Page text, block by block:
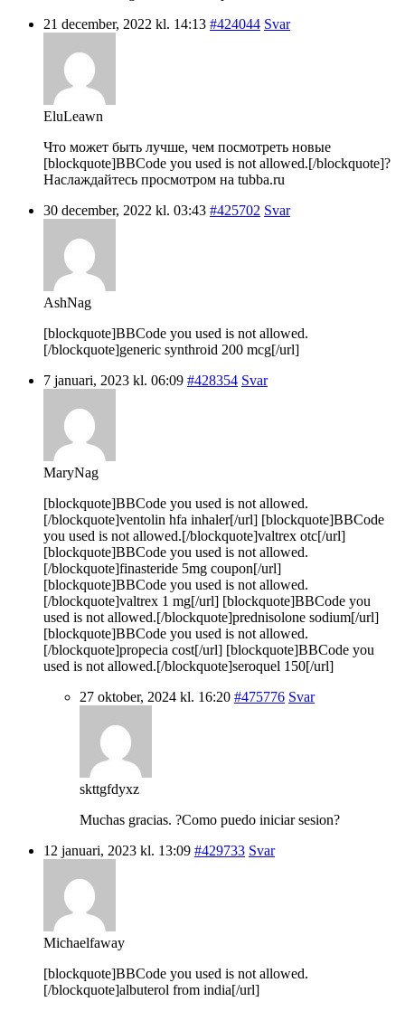
21 december, 2022 kl. 14:13 #424044 Svar
EluLeawn
Что может быть лучше, чем посмотреть новые
[blockquote]BBCode you used is not allowed.[/blockquote]?
Наслаждайтесь просмотром на tubba.ru
30 december, 2022 kl. 03:43 #425702 Svar
AshNag
[blockquote]BBCode you used is not allowed.
[/blockquote]generic synthroid 200 mcg[/url]
7 januari, 2023 kl. 06:09 #428354 Svar
MaryNag
[blockquote]BBCode you used is not allowed.
[/blockquote]ventolin hfa inhaler[/url] [blockquote]BBCode
you used is not allowed.[/blockquote]valtrex otc[/url]
[blockquote]BBCode you used is not allowed.
[/blockquote]finasteride 5mg coupon[/url]
[blockquote]BBCode you used is not allowed.
[/blockquote]valtrex 1 mg[/url] [blockquote]BBCode you
used is not allowed.[/blockquote]prednisolone sodium[/url]
[blockquote]BBCode you used is not allowed.
[/blockquote]propecia cost[/url] [blockquote]BBCode you
used is not allowed.[/blockquote]seroquel 150[/url]
27 oktober, 2024 kl. 16:20 #475776 Svar
skttgfdyxz
Muchas gracias. ?Como puedo iniciar sesion?
12 januari, 2023 kl. 13:09 #429733 Svar
Michaelfaway
[blockquote]BBCode you used is not allowed.
[/blockquote]albuterol from india[/url]